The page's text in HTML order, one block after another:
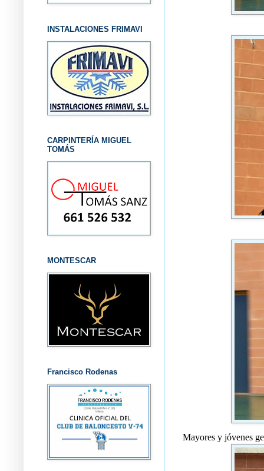
Mayores y jóvenes
INSTALACIONES FRIMAVI
CARPINTERÍA MIGUEL
TOMÁS
MONTESCAR
Francisco Rodenas